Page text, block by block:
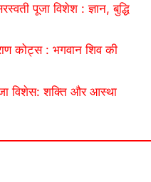
पूजा विशेश : ज्ञान, बुद्धि
कोट्स : भगवान शिव की
विशेस: शक्ति और आस्था